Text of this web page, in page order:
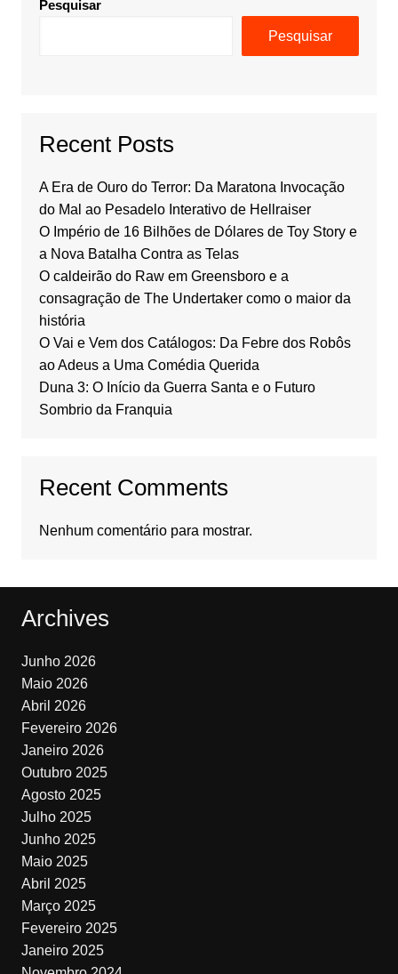
Pesquisar
Pesquisar
Recent Posts
A Era de Ouro do Terror: Da Maratona Invocação
do Mal ao Pesadelo Interativo de Hellraiser
O Império de 16 Bilhões de Dólares de Toy Story e
a Nova Batalha Contra as Telas
O caldeirão do Raw em Greensboro e a
consagração de The Undertaker como o maior da
história
O Vai e Vem dos Catálogos: Da Febre dos Robôs
ao Adeus a Uma Comédia Querida
Duna 3: O Início da Guerra Santa e o Futuro
Sombrio da Franquia
Recent Comments
Nenhum comentário para mostrar.
Archives
Junho 2026
Maio 2026
Abril 2026
Fevereiro 2026
Janeiro 2026
Outubro 2025
Agosto 2025
Julho 2025
Junho 2025
Maio 2025
Abril 2025
Março 2025
Fevereiro 2025
Janeiro 2025